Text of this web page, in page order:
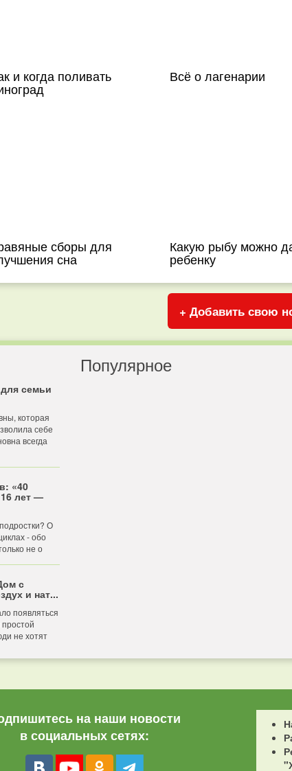
и когда поливать Всё о лагенарии
сборы для
сна
Какую рыбу можно
ребенку
+ Добавить свою
семьи
которая
себе
всегда
«40
лет —
О
- обо
не о
с
и нат...
появляться
не хотят
Популярное
на наши новости
в социальных сетях: